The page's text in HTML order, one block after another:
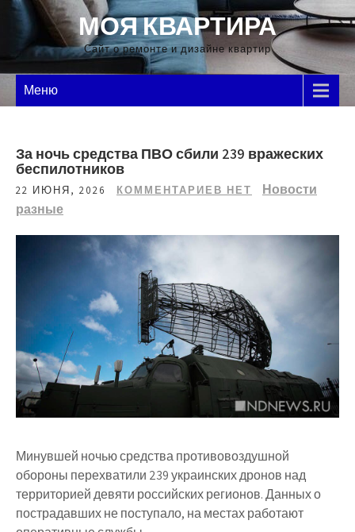
Перейти
содержимому
МОЯ КВАРТИРА
Сайт о ремонте и дизайне квартир
Меню
За ночь средства ПВО сбили 239 вражеских
беспилотников
22 ИЮНЯ, 2026 КОММЕНТАРИЕВ НЕТ
Новости
разные
Минувшей ночью средства противовоздушной
обороны перехватили 239 украинских дронов над
территорией девяти российских регионов. Данных о
пострадавших не поступало, на местах работают